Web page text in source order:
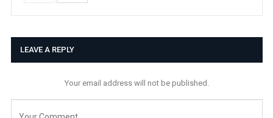
LEAVE A REPLY
Your email address will not be published.